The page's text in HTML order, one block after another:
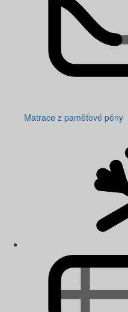
Matrace z paměťové pěny